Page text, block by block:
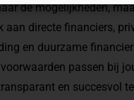
de mogelijkheden,
aan directe financiers,
en duurzame
passen bij
en succesvol